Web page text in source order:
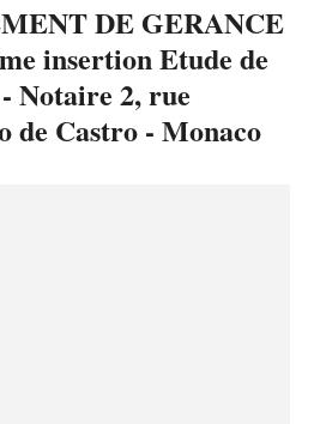
DE GERANCE
insertion Etude de
Notaire 2, rue
de Castro - Monaco